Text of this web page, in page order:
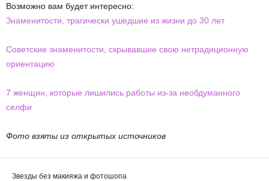
Возможно вам будет интересно:
Знаменитости, трагически ушедшие из жизни до 30 лет
Советские знаменитости, скрывавшие свою нетрадиционную
ориентацию
7 женщин, которые лишились работы из-за необдуманного
селфи
Фото взяты из открытых источников
Звезды без макияжа и фотошопа